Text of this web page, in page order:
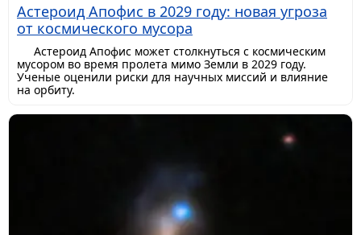
Астероид Апофис в 2029 году: новая угроза
от космического мусора
Астероид Апофис может столкнуться с космическим
мусором во время пролета мимо Земли в 2029 году.
Ученые оценили риски для научных миссий и влияние
на орбиту.